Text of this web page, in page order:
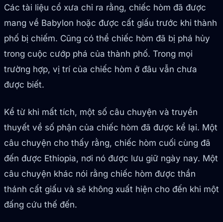
Các tài liệu cổ xưa chỉ ra rằng, chiếc hòm đã được
mang về Babylon hoặc được cất giấu trước khi thành
phố bị chiếm. Cũng có thể chiếc hòm đã bị phá hủy
trong cuộc cướp phá của thành phố. Trong mọi
trường hợp, vị trí của chiếc hòm ở đâu vẫn chưa
được biết.
Kể từ khi mất tích, một số câu chuyện và truyền
thuyết về số phận của chiếc hòm đã được kể lại. Một
câu chuyện cho thấy rằng, chiếc hòm cuối cùng đã
đến được Ethiopia, nơi nó được lưu giữ ngày nay. Một
câu chuyện khác nói rằng chiếc hòm được thần
thánh cất giấu và sẽ không xuất hiện cho đến khi một
đấng cứu thế đến.